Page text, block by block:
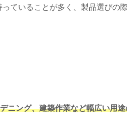
ていることが多く、製品選びの
ニング、建築作業など幅広い用